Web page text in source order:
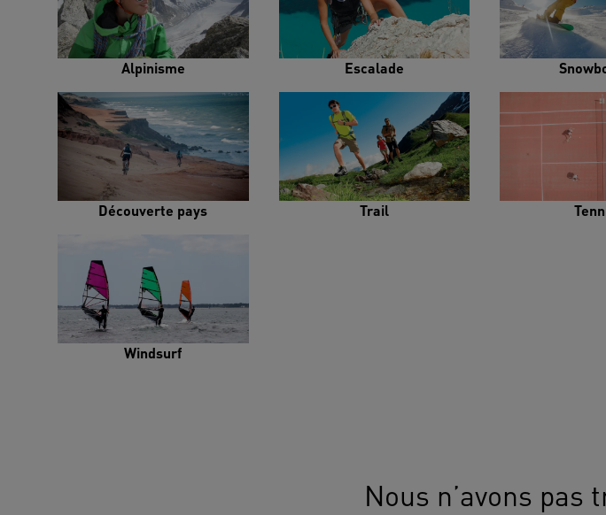
Alpinisme Escalade
Découverte pays Trail
Windsurf
Nous n’avons pas